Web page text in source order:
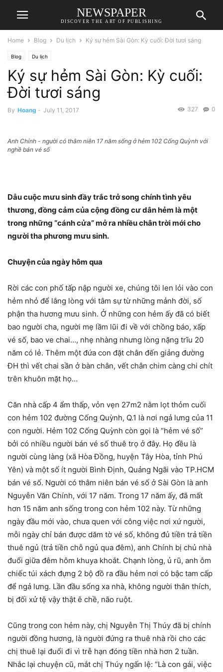
NEWSPAPER
DISCOVER THE ART OF PUBLISHING
Home Blog Du lịch Ký sự hẻm Sài Gòn: Kỳ cuối: Đời tươi sáng
Blog Du lịch
Ký sự hẻm Sài Gòn: Kỳ cuối:
Đời tươi sáng
By Hoang - July 11, 2017 0
327
Anh Chính - người có thâm niên 17 năm sống ở hẻm 102 Cống Quỳnh với
nghề bán vé số
Dẫu cuộc mưu sinh đầy trắc trở song chính tình yêu
thương, đồng cảm của cộng đồng cư dân hẻm là một
trong những “cánh cửa” mở ra nhiều chân trời mới cho
người tha phương mưu sinh.
Chuyện của ngày hôm qua
Rời các con phố tấp nập người xe, chúng tôi len lỏi vào con
hẻm nhỏ để lắng lòng với tâm sự từ những mảnh đời, số
phận tha hương mưu sinh. Ở những con hẻm ấy đã có biết
bao người cha, người mẹ lầm lũi đi về với chồng báo, xấp
vé số, bao ve chai…, nhẹ nhàng nhưng lòng nặng trĩu 20
năm có lẻ. Thêm một đứa con đặt chân đến giảng đường
ĐH thì vết chai sần ở bàn chân, vết chân chim càng chi chít
trên khuôn mặt họ…
Căn nhà cấp 4 ẩm thấp, vỏn vẹn 27m2 nằm lọt thỏm cuối
con hẻm 102 đường Cống Quỳnh, Q.1 là nơi ngả lưng của 11
con người. Hẻm 102 Cống Quỳnh còn gọi là “hẻm vé số”
bởi có nhiều người bán vé số thuê trọ ở đây. Họ đều là
người cùng làng (xã Hòa Đồng, huyện Tây Hòa, tỉnh Phú
Yên) và một số ít người Bình Định, Quảng Ngãi vào TP.HCM
bán vé số. Người có thâm niên bán vé số ở Sài Gòn là anh
Nguyễn Văn Chính, với 17 năm. Trong 17 năm ấy, đã mất
hơn 15 năm anh sống trong con hẻm 102 này. Từ những
ngày đầu mới vào, chưa quen với công việc nơi xứ người,
mỗi ngày chỉ bán được dăm tờ vé số, không đủ tiền trả tiền
thuê ngủ (trả tiền chỗ ngủ qua đêm), anh Chính bị chủ nhà
đuổi giữa đêm hôm khuya khoắt. Chạnh lòng, ủ rũ, anh ôm
chiếc túi xách đựng 2 bộ đồ ra đầu hẻm nơi có bậc tam cấp
để ngả lưng. Lần đầu sống xa nhà, không người thân thích,
bị đối xử tệ vậy thật ê chề, não ruột.
Cũng trong con hẻm này, chị Nguyễn Thị Thúy đã bị chính
người đồng hương, là người đứng ra thuê nhà rồi cho các
chị thuê lại đuổi đi vì trễ hạn đóng tiền nhà hơn 2 tuần.
Nhắc lại chuyện cũ, mắt chị Thúy ngấn lệ: “Là con gái, việc